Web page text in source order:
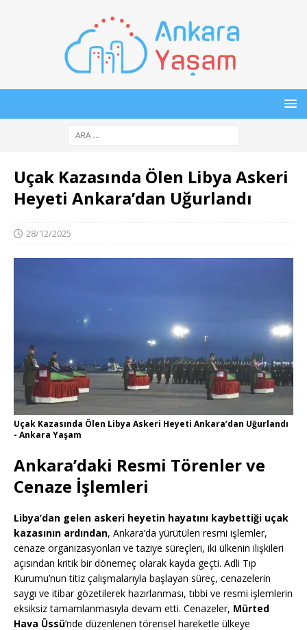
Uçak Kazasında Ölen Libya Askeri
Heyeti Ankara’dan Uğurlandı
28/12/2025
Uçak Kazasında Ölen Libya Askeri Heyeti Ankara’dan Uğurlandı
- Ankara Yaşam
Ankara’daki Resmi Törenler ve
Cenaze İşlemleri
Libya’dan gelen askeri heyetin hayatını kaybettiği uçak
kazasının ardından, Ankara’da yürütülen resmi işlemler,
cenaze organizasyonları ve taziye süreçleri, iki ülkenin ilişkileri
açısından kritik bir dönemeç olarak kayda geçti. Adli Tıp
Kurumu’nun titiz çalışmalarıyla başlayan süreç, cenazelerin
saygı ve itibar gözetilerek hazırlanması, tıbbi ve resmi işlemlerin
eksiksiz tamamlanmasıyla devam etti. Cenazeler, Mürted
Hava Üssü’nde düzenlenen törensel hareketle ülkeye